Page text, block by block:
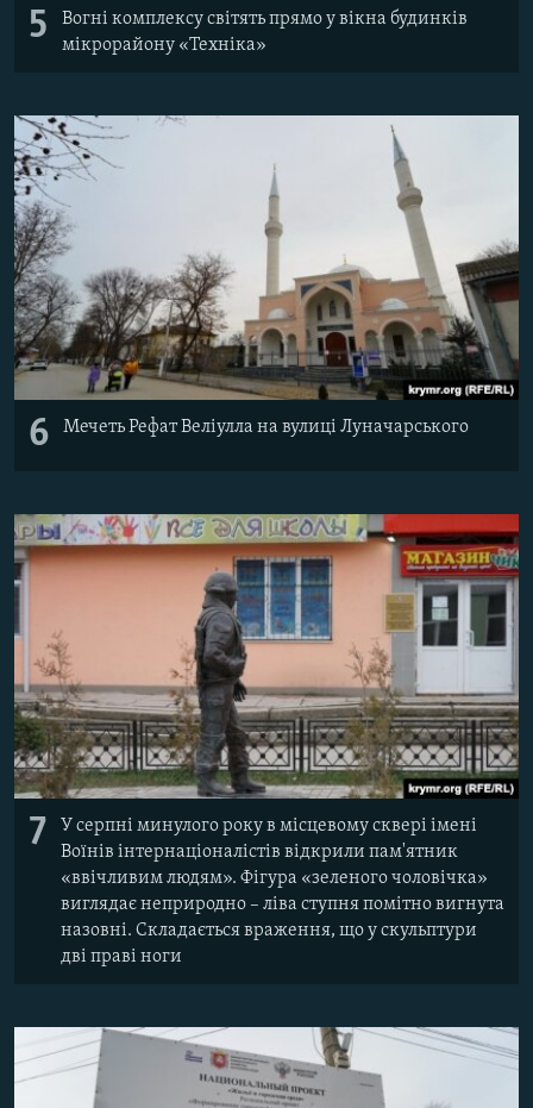
5
Вогні комплексу світять прямо у вікна будинків
мікрорайону «Техніка»
6 Мечеть Рефат Веліулла на вулиці Луначарського
7
У серпні минулого року в місцевому сквері імені
Воїнів інтернаціоналістів відкрили пам'ятник
«ввічливим людям». Фігура «зеленого чоловічка»
виглядає неприродно – ліва ступня помітно вигнута
назовні. Складається враження, що у скульптури
дві праві ноги